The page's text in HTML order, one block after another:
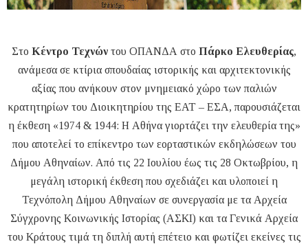
Στο Κέντρο Τεχνών του ΟΠΑΝΔΑ στο Πάρκο Ελευθερίας,
ανάμεσα σε κτίρια σπουδαίας ιστορικής και αρχιτεκτονικής
αξίας που ανήκουν στον μνημειακό χώρο των παλιών
κρατητηρίων του Διοικητηρίου της ΕΑΤ – ΕΣΑ, παρουσιάζεται
η έκθεση «1974 & 1944: Η Αθήνα γιορτάζει την ελευθερία της»
που αποτελεί το επίκεντρο των εορταστικών εκδηλώσεων του
Δήμου Αθηναίων. Από τις 22 Ιουλίου έως τις 28 Οκτωβρίου, η
μεγάλη ιστορική έκθεση που σχεδιάζει και υλοποιεί η
Τεχνόπολη Δήμου Αθηναίων σε συνεργασία με τα Αρχεία
Σύγχρονης Κοινωνικής Ιστορίας (ΑΣΚΙ) και τα Γενικά Αρχεία
του Κράτους τιμά τη διπλή αυτή επέτειο και φωτίζει εκείνες τις